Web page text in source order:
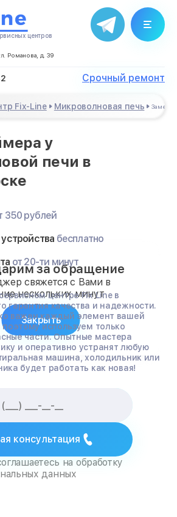
центров
Романова, д. 39
Срочный ремонт
Fix-Line Микроволновая печь Замена
у
печи в
350 рублей
бесплатно
от 20-ти минут
центре Fix Line в
гарантия качества и надежности.
важен каждый элемент вашей
используем только
части. Опытные мастера
и оперативно устранят любую
машина, холодильник или
будет работать как новая!
консультация
на обработку
данных
за обращение
свяжется с Вами в
нескольких минут
Закрыть